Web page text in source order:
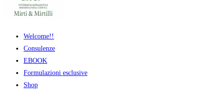
Welcome!!
Consulenze
EBOOK
Formulazioni esclusive
Shop